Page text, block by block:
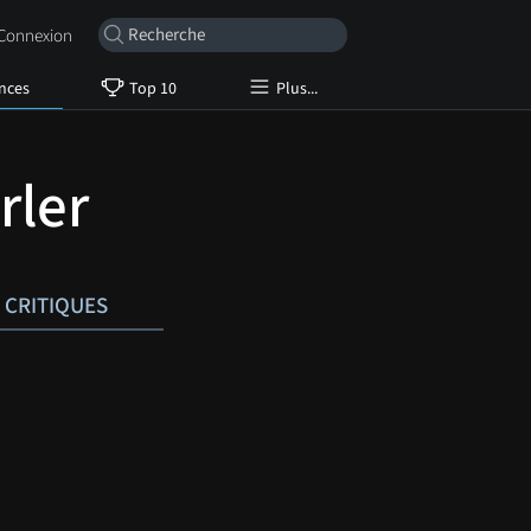
Top 10 Plus...
CRITIQUES